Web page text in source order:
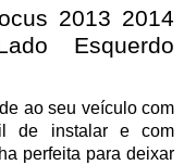
2013 2014
Esquerdo
ao seu veículo com
de instalar e com
perfeita para deixar